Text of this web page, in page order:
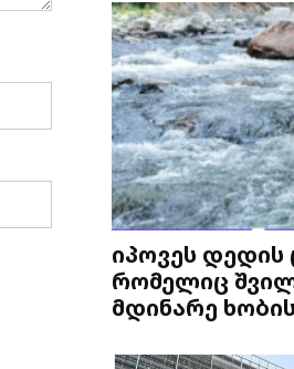
იპოვეს დედის
რომელიც
მდინარე